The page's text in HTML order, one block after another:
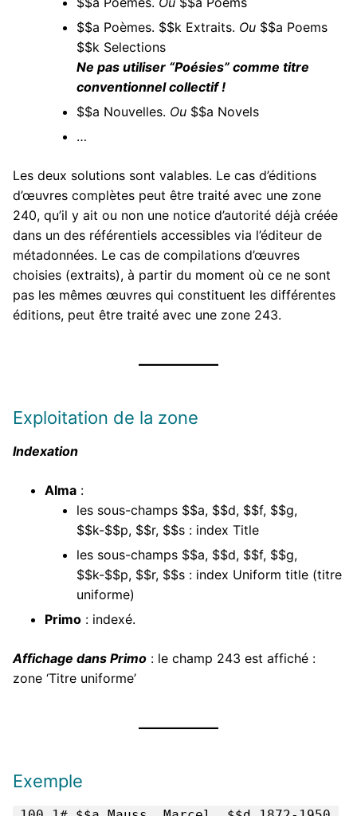
$$a Poèmes. $$k Extraits. Ou $$a Poems
$$k Selections
Ne pas utiliser “Poésies” comme titre
conventionnel collectif !
$$a Nouvelles. Ou $$a Novels
…
Les deux solutions sont valables. Le cas d’éditions
d’œuvres complètes peut être traité avec une zone
240, qu’il y ait ou non une notice d’autorité déjà créée
dans un des référentiels accessibles via l’éditeur de
métadonnées. Le cas de compilations d’œuvres
choisies (extraits), à partir du moment où ce ne sont
pas les mêmes œuvres qui constituent les différentes
éditions, peut être traité avec une zone 243.
Exploitation de la zone
Indexation
Alma :
les sous-champs $$a, $$d, $$f, $$g,
$$k-$$p, $$r, $$s : index Title
les sous-champs $$a, $$d, $$f, $$g,
$$k-$$p, $$r, $$s : index Uniform title (titre
uniforme)
Primo : indexé.
Affichage dans Primo : le champ 243 est affiché :
zone ‘Titre uniforme’
Exemple